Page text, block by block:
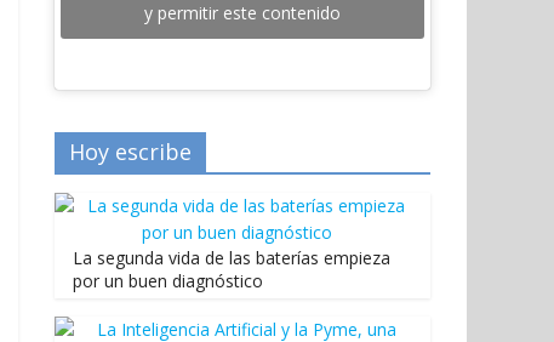
y permitir este contenido
Hoy escribe
La segunda vida de las baterías empieza
por un buen diagnóstico